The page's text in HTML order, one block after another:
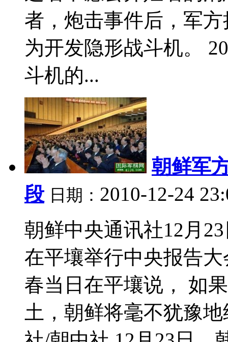
者，炮击事件后，军
为开发隐形战斗机。
斗机的...
朝鲜军
段 日期： 2010-12-24
朝鲜中央通讯社12月
在平壤举行中央报告
春当日在平壤说， 如
土，朝鲜将毫不犹豫